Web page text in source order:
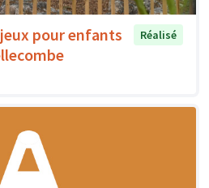
pour enfants
Réalisé